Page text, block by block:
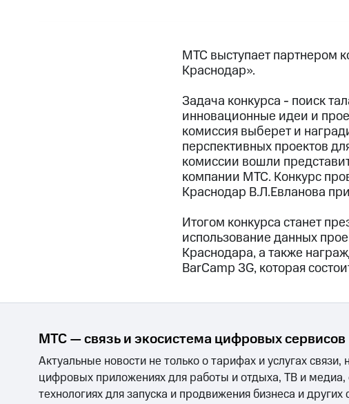
МТС выступает партнером
Краснодар».
Задача конкурса - поиск
инновационные идеи и
комиссия выберет и
перспективных проектов
комиссии вошли
компании МТС. Конкурс
Краснодар В.Л.Евланова
Итогом конкурса станет
использование данных
Краснодара, а также
BarCamp 3G, которая
МТС — связь и экосистема цифровых сервисов
Актуальные новости не только о тарифах и услугах
цифровых приложениях для работы и отдыха, ТВ и медиа,
технологиях для запуска и продвижения бизнеса и